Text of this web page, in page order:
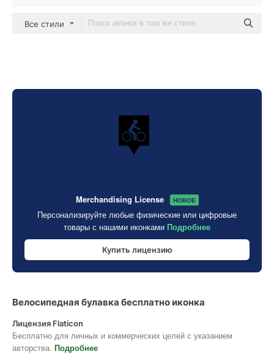
Все стили
Merchandising License НОВОЕ
Персонализируйте любые физические или цифровые
товары с нашими иконками Подробнее
Купить лицензию
Велосипедная булавка бесплатно иконка
Лицензия Flaticon
Бесплатно для личных и коммерческих целей с указанием
авторства. Подробнее